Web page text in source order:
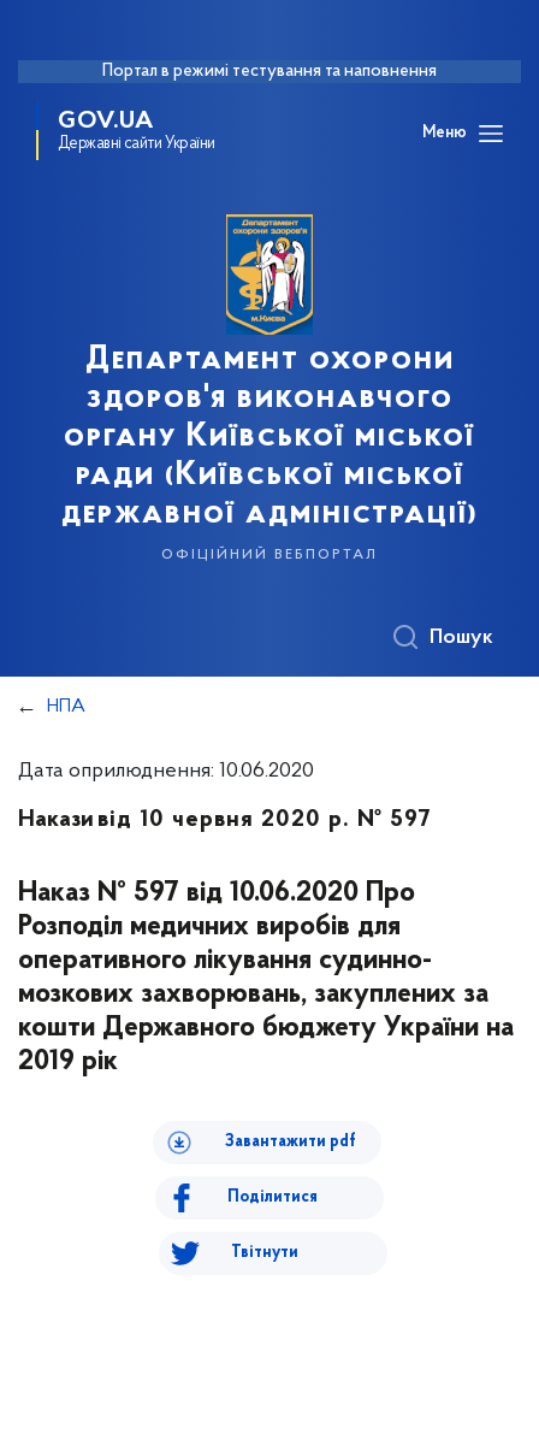
Портал в режимі тестування та наповнення
GOV.UA
Державні сайти України
Меню
Департамент охорони
здоров'я виконавчого
органу Київської міської
ради (Київської міської
державної адміністрації)
офіційний вебпортал
Пошук
НПА
Дата оприлюднення: 10.06.2020
Накази від 10 червня 2020 р. № 597
Наказ № 597 від 10.06.2020 Про
Розподіл медичних виробів для
оперативного лікування судинно-
мозкових захворювань, закуплених за
кошти Державного бюджету України на
2019 рік
Завантажити pdf
Поділитися
Твітнути